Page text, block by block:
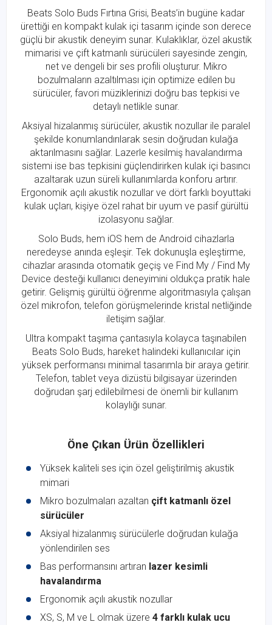
Beats Solo Buds Fırtına Grisi, Beats’in bugüne kadar
ürettiği en kompakt kulak içi tasarım içinde son derece
güçlü bir akustik deneyim sunar. Kulaklıklar, özel akustik
mimarisi ve çift katmanlı sürücüleri sayesinde zengin,
net ve dengeli bir ses profili oluşturur. Mikro
bozulmaların azaltılması için optimize edilen bu
sürücüler, favori müziklerinizi doğru bas tepkisi ve
detaylı netlikle sunar.
Aksiyal hizalanmış sürücüler, akustik nozullar ile paralel
şekilde konumlandırılarak sesin doğrudan kulağa
aktarılmasını sağlar. Lazerle kesilmiş havalandırma
sistemi ise bas tepkisini güçlendirirken kulak içi basıncı
azaltarak uzun süreli kullanımlarda konforu artırır.
Ergonomik açılı akustik nozullar ve dört farklı boyuttaki
kulak uçları, kişiye özel rahat bir uyum ve pasif gürültü
izolasyonu sağlar.
Solo Buds, hem iOS hem de Android cihazlarla
neredeyse anında eşleşir. Tek dokunuşla eşleştirme,
cihazlar arasında otomatik geçiş ve Find My / Find My
Device desteği kullanıcı deneyimini oldukça pratik hale
getirir. Gelişmiş gürültü öğrenme algoritmasıyla çalışan
özel mikrofon, telefon görüşmelerinde kristal netliğinde
iletişim sağlar.
Ultra kompakt taşıma çantasıyla kolayca taşınabilen
Beats Solo Buds, hareket halindeki kullanıcılar için
yüksek performansı minimal tasarımla bir araya getirir.
Telefon, tablet veya dizüstü bilgisayar üzerinden
doğrudan şarj edilebilmesi de önemli bir kullanım
kolaylığı sunar.
Öne Çıkan Ürün Özellikleri
Yüksek kaliteli ses için özel geliştirilmiş akustik
mimari
Mikro bozulmaları azaltan çift katmanlı özel
sürücüler
Aksiyal hizalanmış sürücülerle doğrudan kulağa
yönlendirilen ses
Bas performansını artıran lazer kesimli
havalandırma
Ergonomik açılı akustik nozullar
XS, S, M ve L olmak üzere 4 farklı kulak ucu